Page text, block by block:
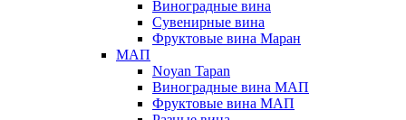
Виноградные вина
Сувенирные вина
Фруктовые вина Маран
МАП
Noyan Tapan
Виноградные вина МАП
Фруктовые вина МАП